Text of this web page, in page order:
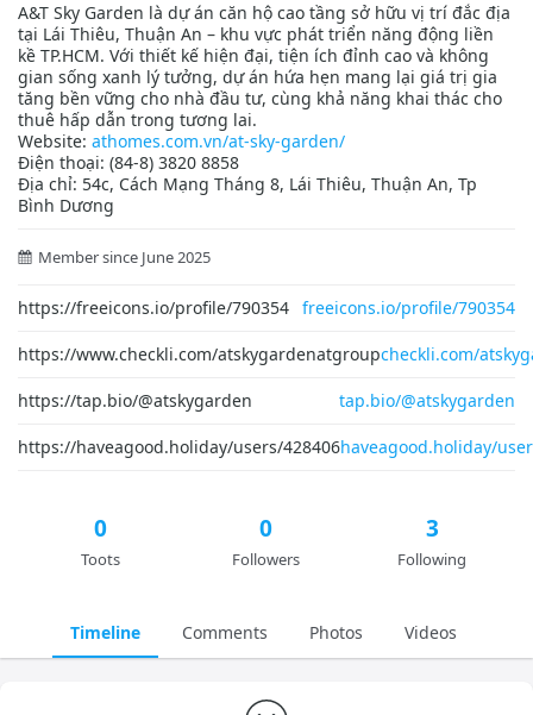
A&T Sky Garden là dự án căn hộ cao tầng sở hữu vị trí đắc địa
tại Lái Thiêu, Thuận An – khu vực phát triển năng động liền
kề TP.HCM. Với thiết kế hiện đại, tiện ích đỉnh cao và không
gian sống xanh lý tưởng, dự án hứa hẹn mang lại giá trị gia
tăng bền vững cho nhà đầu tư, cùng khả năng khai thác cho
thuê hấp dẫn trong tương lai.
Website: athomes.com.vn/at-sky-garden/
Điện thoại: (84-8) 3820 8858
Địa chỉ: 54c, Cách Mạng Tháng 8, Lái Thiêu, Thuận An, Tp
Bình Dương
Member since June 2025
https://freeicons.io/profile/790354 freeicons.io/profile/790354
https://www.checkli.com/atskygardenatgroupcheckli.com/
https://tap.bio/@atskygarden tap.bio/@atskygarden
https://haveagood.holiday/users/428406haveagood.holiday/
0
Toots
0
Followers
3
Following
Timeline Comments Photos Videos